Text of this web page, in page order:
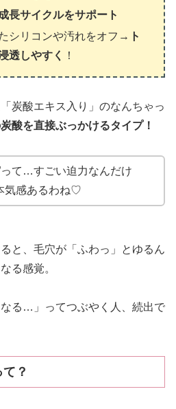
長サイクルをサポート
シリコンや汚れをオフ→ ト
透しやすく
！
炭酸エキス入り」のなんちゃっ
酸を直接ぶっかけるタイプ！
って…すごい迫力なんだけ
気感あるわね♡
と、毛穴が「ふわっ」とゆるん
る感覚。
る…」ってつぶやく人、続出で
？